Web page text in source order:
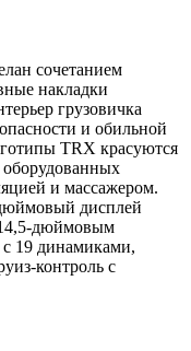
сочетанием
накладки
грузовичка
и обильной
TRX красуются
оборудованных
и массажером.
дисплей
дюймовым
с 19 динамиками,
контроль с